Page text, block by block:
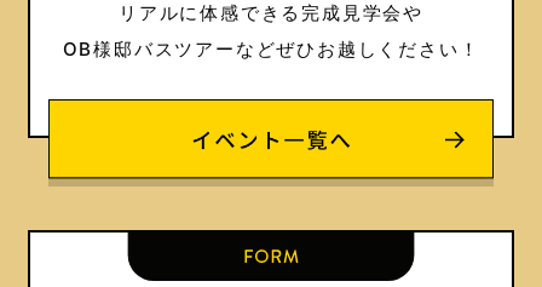
リアルに体感できる完成見学会や
OB様邸バスツアーなどぜひお越しください！